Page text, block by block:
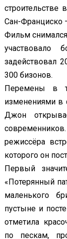
строительстве
Сан-
Фильм
участвовало
задействовал
300 бизонов.
Перемены в
изменениями в
Джон
режиссёра
которого он
Первый
«Потерянный
маленького
пустыне и
отметила
по пескам,